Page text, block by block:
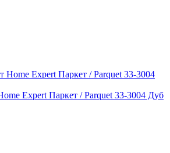
Expert Паркет / Parquet 33-3004 Дуб